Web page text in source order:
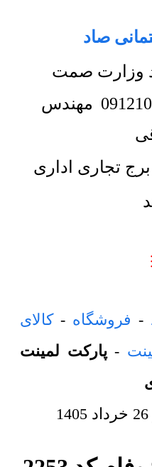
صاد
وزارت صمت
مهندس
تجاری اداری
- فروشگاه -کالای
-پارکت لمینت
26 خرداد 1405